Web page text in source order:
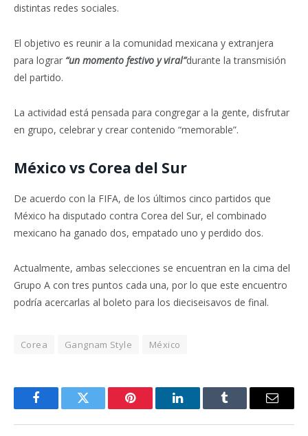
distintas redes sociales.
El objetivo es reunir a la comunidad mexicana y extranjera
para lograr “un momento festivo y viral”durante la transmisión
del partido.
La actividad está pensada para congregar a la gente, disfrutar
en grupo, celebrar y crear contenido “memorable”.
México vs Corea del Sur
De acuerdo con la FIFA, de los últimos cinco partidos que
México ha disputado contra Corea del Sur, el combinado
mexicano ha ganado dos, empatado uno y perdido dos.
Actualmente, ambas selecciones se encuentran en la cima del
Grupo A con tres puntos cada una, por lo que este encuentro
podría acercarlas al boleto para los dieciseisavos de final.
Corea Gangnam Style México
FacebookTwitter Pinterest LinkedInTumblr Email